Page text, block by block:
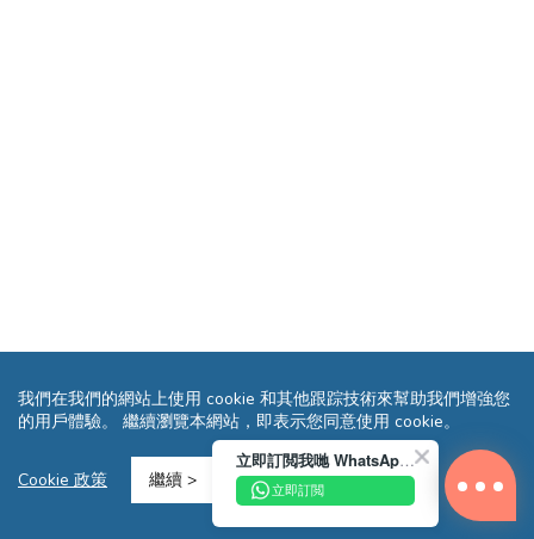
我們在我們的網站上使用 cookie 和其他跟踪技術來幫助我們增強您
的用戶體驗。 繼續瀏覽本網站，即表示您同意使用 cookie。
Cookie 政策 繼續 >
立即訂閲我哋 WhatsApp 即送您 HK$10 迎新優惠券!
立即訂閲